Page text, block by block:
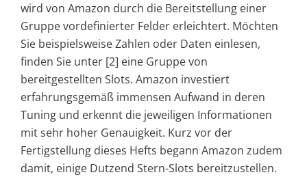
wird von Amazon durch die Bereitstellung einer
Gruppe vordefinierter Felder erleichtert. Möchten
Sie beispielsweise Zahlen oder Daten einlesen,
finden Sie unter [2] eine Gruppe von
bereitgestellten Slots. Amazon investiert
erfahrungsgemäß immensen Aufwand in deren
Tuning und erkennt die jeweiligen Informationen
mit sehr hoher Genauigkeit. Kurz vor der
Fertigstellung dieses Hefts begann Amazon zudem
damit, einige Dutzend Stern-Slots bereitzustellen.